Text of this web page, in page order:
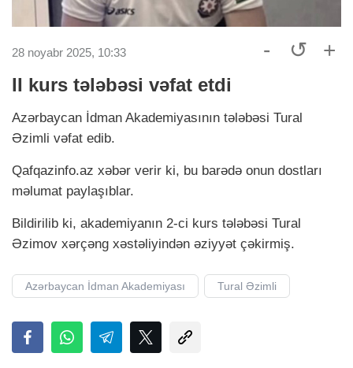
28 noyabr 2025, 10:33 - ↺ +
II kurs tələbəsi vəfat etdi
Azərbaycan İdman Akademiyasının tələbəsi Tural
Əzimli vəfat edib.
Qafqazinfo.az xəbər verir ki, bu barədə onun dostları
məlumat paylaşıblar.
Bildirilib ki, akademiyanın 2-ci kurs tələbəsi Tural
Əzimov xərçəng xəstəliyindən əziyyət çəkirmiş.
Azərbaycan İdman Akademiyası Tural Əzimli